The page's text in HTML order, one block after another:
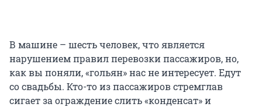
В машине – шесть человек, что является
нарушением правил перевозки пассажиров, но,
как вы поняли, «гольян» нас не интересует. Едут
со свадьбы. Кто-то из пассажиров стремглав
сигает за ограждение слить «конденсат» и